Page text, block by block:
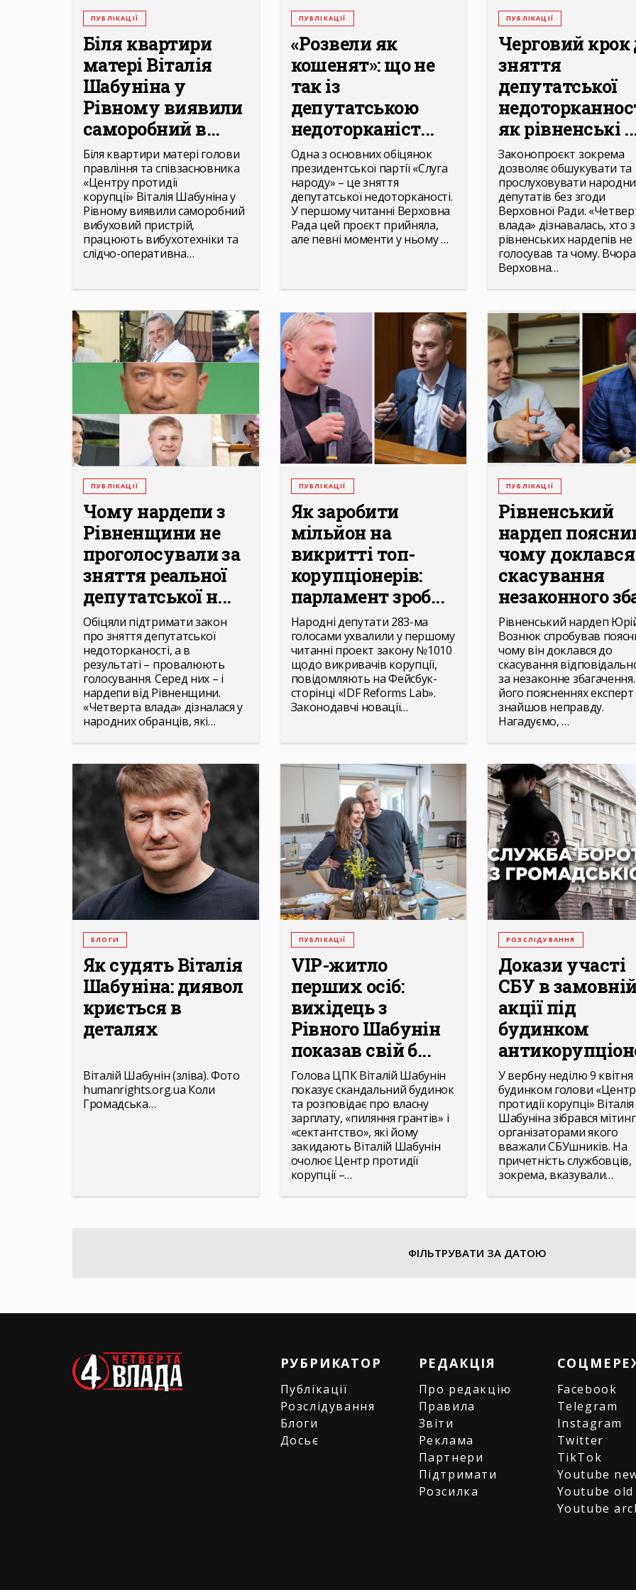
ПУБЛІКАЦІЇ
Біля квартири
матері Віталія
Шабуніна у
Рівному виявили
саморобний в...
Біля квартири матері голови
правління та співзасновника
«Центру протидії
корупції» Віталія Шабуніна у
Рівному виявили саморобний
вибуховий пристрій,
працюють вибухотехніки та
слідчо-оперативна…
ПУБЛІКАЦІЇ
«Розвели як
кошенят»: що не
так із
депутатською
недоторканіст...
Одна з основних обіцянок
президентської партії «Слуга
народу» – це зняття
депутатської недоторканості.
У першому читанні Верховна
Рада цей проєкт прийняла,
але певні моменти у ньому …
ПУБЛІКАЦІЇ
Черговий крок
зняття
депутатської
як рівненські
Законопроєкт зокрема
дозволяє обшукувати та
прослуховувати
депутатів без згоди
Верховної Ради.
влада» дізнавалась, хто з
рівненських нардепів не
голосував та чому. Вчора
Верховна…
ПУБЛІКАЦІЇ
Чому нардепи з
Рівненщини не
проголосували за
зняття реальної
депутатської н...
Обіцяли підтримати закон
про зняття депутатської
недоторканості, а в
результаті – провалюють
голосування. Серед них – і
нардепи від Рівненщини.
«Четверта влада» дізналася у
народних обранців, які…
ПУБЛІКАЦІЇ
Як заробити
мільйон на
викритті топ-
корупціонерів:
парламент зроб...
Народні депутати 283-ма
голосами ухвалили у першому
читанні проект закону №1010
щодо викривачів корупції,
повідомляють на Фейсбук-
сторінці «IDF Reforms Lab».
Законодавчі новації…
ПУБЛІКАЦІЇ
Рівненський
нардеп
чому
скасування
незаконного
Рівненський нардеп
Вознюк спробував
чому він доклався до
скасування
за незаконне
його поясненнях експерт
знайшов неправду.
Нагадуємо, …
БЛОГИ
Як судять Віталія
Шабуніна: диявол
криється в
деталях
Віталій Шабунін (зліва). Фото
humanrights.org.ua Коли
Громадська…
ПУБЛІКАЦІЇ
VIP-житло
перших осіб:
вихідець з
Рівного Шабунін
показав свій б...
Голова ЦПК Віталій Шабунін
показує скандальний будинок
та розповідає про власну
зарплату, «пиляння грантів» і
«сектантство», які йому
закидають Віталій Шабунін
очолює Центр протидії
корупції –…
РОЗСЛІДУВАННЯ
Докази участі
СБУ в замовній
акції під
будинком
У вербну неділю 9 квітня
будинком голови
протидії корупці» Віталія
Шабуніна зібрався
організаторами якого
вважали СБУшників. На
причетність службовців,
зокрема, вказували…
ФІЛЬТРУВАТИ ЗА ДАТОЮ
РУБРИКАТОР
Публікації
Розслідування
Блоги
Досьє
РЕДАКЦІЯ
Про редакцію
Правила
Звіти
Реклама
Партнери
Підтримати
Розсилка
Facebook
Telegram
Instagram
Twitter
TikTok
Youtube
Youtube old
Youtube